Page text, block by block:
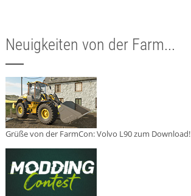
Neuigkeiten von der Farm...
Grüße von der FarmCon: Volvo L90 zum Download!